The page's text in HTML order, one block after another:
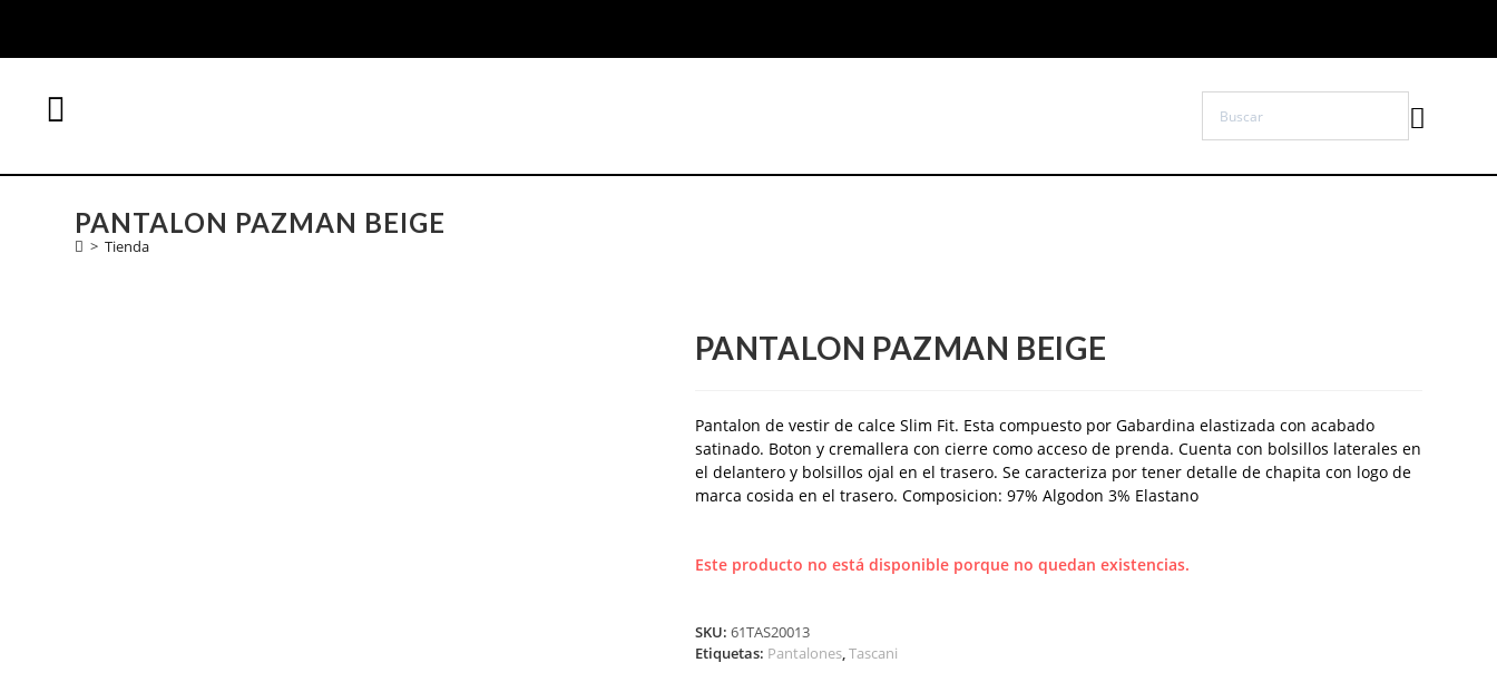
PANTALON PAZMAN BEIGE
> Tienda
PANTALON PAZMAN BEIGE
Pantalon de vestir de calce Slim Fit. Esta compuesto por Gabardina elastizada con acabado
satinado. Boton y cremallera con cierre como acceso de prenda. Cuenta con bolsillos laterales en
el delantero y bolsillos ojal en el trasero. Se caracteriza por tener detalle de chapita con logo de
marca cosida en el trasero. Composicion: 97% Algodon 3% Elastano
Este producto no está disponible porque no quedan existencias.
SKU: 61TAS20013
Etiquetas: Pantalones,Tascani